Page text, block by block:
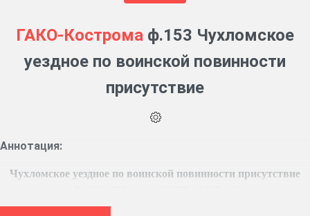
ГАКО-Кострома ф.153 Чухломское
уездное по воинской повинности
присутствие
Аннотация:
Чухломское уездное по воинской повинности присутствие
Циркуляры Министерства внутренних дел и губернатора.